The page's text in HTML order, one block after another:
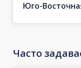
Юго-
Часто